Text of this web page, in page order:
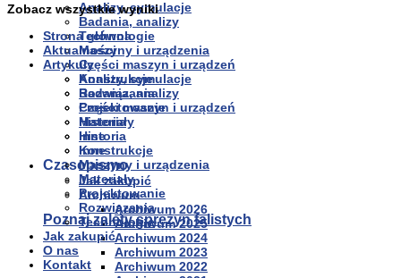
Analizy, symulacje
Badania, analizy
Technologie
Maszyny i urządzenia
Części maszyn i urządzeń
Konstrukcje
Rozwiązania
Projektowanie
Materiały
Historia
Inne
Czasopismo
Jak zakupić
Archiwum
Archiwum 2026
Archiwum 2025
Archiwum 2024
Archiwum 2023
Archiwum 2022
Poznaj zalety sprężyn falistych
Zobacz wszystkie wyniki
Strona główna
Aktualności
Artykuły
Analizy, symulacje
Badania, analizy
Części maszyn i urządzeń
Historia
Inne
Konstrukcje
Maszyny i urządzenia
Materiały
Projektowanie
Rozwiązania
Technologie
Jak zakupić
O nas
Kontakt